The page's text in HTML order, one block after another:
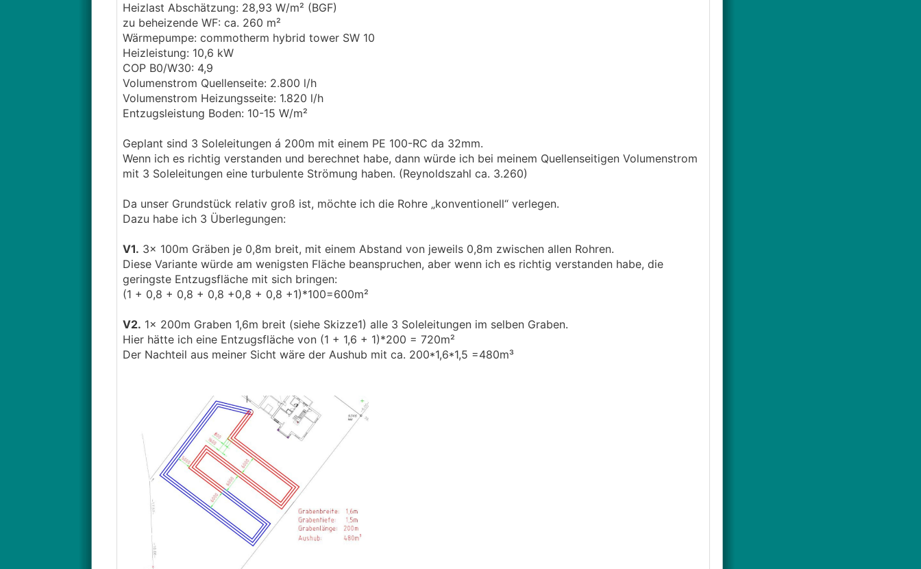
Heizlast Abschätzung: 28,93 W/m² (BGF)
zu beheizende WF: ca. 260 m²
Wärmepumpe: commotherm hybrid tower SW 10
Heizleistung: 10,6 kW
COP B0/W30: 4,9
Volumenstrom Quellenseite: 2.800 l/h
Volumenstrom Heizungsseite: 1.820 l/h
Entzugsleistung Boden: 10-15 W/m²
Geplant sind 3 Soleleitungen á 200m mit einem PE 100-RC da 32mm.
Wenn ich es richtig verstanden und berechnet habe, dann würde ich bei meinem Quellenseitigen Volumenstrom
mit 3 Soleleitungen eine turbulente Strömung haben. (Reynoldszahl ca. 3.260)
Da unser Grundstück relativ groß ist, möchte ich die Rohre „konventionell“ verlegen.
Dazu habe ich 3 Überlegungen:
V1. 3x 100m Gräben je 0,8m breit, mit einem Abstand von jeweils 0,8m zwischen allen Rohren.
Diese Variante würde am wenigsten Fläche beanspruchen, aber wenn ich es richtig verstanden habe, die
geringste Entzugsfläche mit sich bringen:
(1 + 0,8 + 0,8 + 0,8 +0,8 + 0,8 +1)*100=600m²
V2. 1x 200m Graben 1,6m breit (siehe Skizze1) alle 3 Soleleitungen im selben Graben.
Hier hätte ich eine Entzugsfläche von (1 + 1,6 + 1)*200 = 720m²
Der Nachteil aus meiner Sicht wäre der Aushub mit ca. 200*1,6*1,5 =480m³